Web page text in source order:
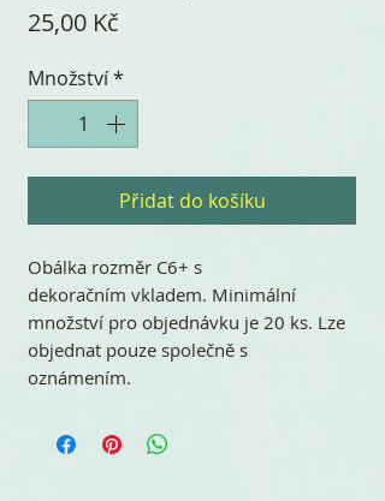
25,00 Kč
Množství*
Přidat do košíku
Obálka rozměr C6+ s
dekoračním vkladem. Minimální
množství pro objednávku je 20 ks. Lze
objednat pouze společně s
oznámením.